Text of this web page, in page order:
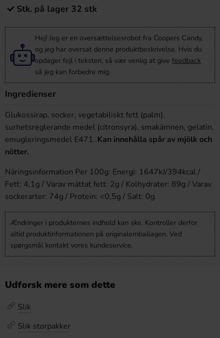
Stk. på lager 32 stk
Hej! Jeg er en oversættelsesrobot fra Coopers Candy,
og jeg har oversat denne produktbeskrivelse. Hvis du
opdager fejl i teksten, så vær venlig at give feedback
så jeg kan forbedre mig.
Ingredienser
Glukossirap, socker, vegetabiliskt fett (palm),
surhetsreglerande medel (citronsyra), smakämnen, gelatin,
emugleringsmedel E471. Kan innehålla spår av mjölk och
nötter.
Näringsinformation Per 100g: Energi: 1647kJ/394kcal /
Fett: 4,1g / Varav mättat fett: 2g / Kolhydrater: 89g / Varav
sockerarter: 74g / Protein: <0,5g / Salt: 0g.
Ændringer i produkternes indhold kan ske. Kontroller derfor
altid produktinformationen på originalemballagen. Ved
spørgsmål kontakt vores kundeservice.
Udforsk mere som dette
Slik
Slik storpakker